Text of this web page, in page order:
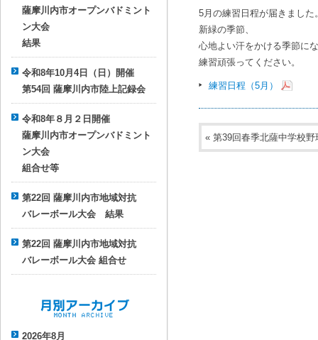
薩摩川内市オープンバドミント
ン大会
結果
令和8年10月4日（日）開催
第54回 薩摩川内市陸上記録会
令和8年８月２日開催
薩摩川内市オープンバドミント
ン大会
組合せ等
第22回 薩摩川内市地域対抗
バレーボール大会 結果
第22回 薩摩川内市地域対抗
バレーボール大会 組合せ
2026年8月
5月の練習日程が届きました
新緑の季節、
心地よい汗をかける季節に
練習頑張ってください。
練習日程（5月）
« 第39回春季北薩中学校野